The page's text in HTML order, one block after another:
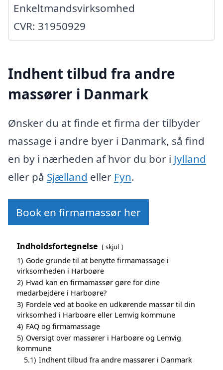
Enkeltmandsvirksomhed
CVR: 31950929
Indhent tilbud fra andre
massører i Danmark
Ønsker du at finde et firma der tilbyder
massage i andre byer i Danmark, så find
en by i nærheden af hvor du bor i Jylland
eller på Sjælland eller Fyn.
Book en firmamassør her
Indholdsfortegnelse skjul
1) Gode grunde til at benytte firmamassage i
virksomheden i Harboøre
2) Hvad kan en firmamassør gøre for dine
medarbejdere i Harboøre?
3) Fordele ved at booke en udkørende massør til din
virksomhed i Harboøre eller Lemvig kommune
4) FAQ og firmamassage
5) Oversigt over massører i Harboøre og Lemvig
kommune
5.1) Indhent tilbud fra andre massører i Danmark